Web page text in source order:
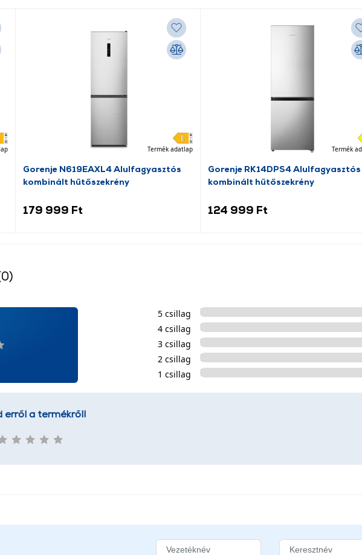
Termék adatlap
Gorenje N619EAXL4 Alulfagyasztós
kombinált hűtőszekrény
179 999 Ft
Termék
Gorenje RK14DPS4 Alulfagyasztós
kombinált hűtőszekrény
124 999 Ft
5 csillag
4 csillag
3 csillag
2 csillag
1 csillag
erről a termékről!